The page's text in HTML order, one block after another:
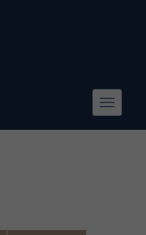
Toggle